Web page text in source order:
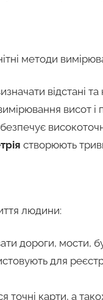
методи
відстані
висот і
створюють
людини:
дороги, мости,
для
точні карти, а